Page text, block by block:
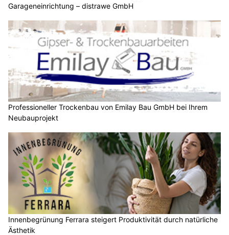
Garageneinrichtung – distrawe GmbH
Professioneller Trockenbau von Emilay Bau GmbH bei Ihrem
Neubauprojekt
Innenbegrünung Ferrara steigert Produktivität durch natürliche
Ästhetik